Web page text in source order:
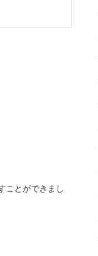
ことができまし